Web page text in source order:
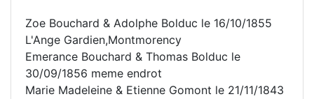
Zoe Bouchard & Adolphe Bolduc le 16/10/1855
L'Ange Gardien,Montmorency
Emerance Bouchard & Thomas Bolduc le
30/09/1856 meme endrot
Marie Madeleine & Etienne Gomont le 21/11/1843